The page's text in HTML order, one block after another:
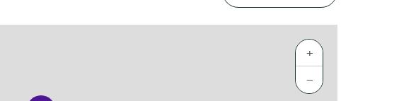
+
−